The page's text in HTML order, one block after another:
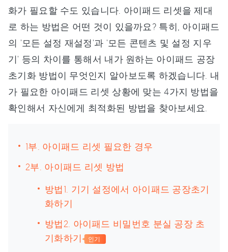
화가 필요할 수도 있습니다. 아이패드 리셋을 제대
로 하는 방법은 어떤 것이 있을까요? 특히, 아이패드
의 '모든 설정 재설정'과 '모든 콘텐츠 및 설정 지우
기' 등의 차이를 통해서 내가 원하는 아이패드 공장
초기화 방법이 무엇인지 알아보도록 하겠습니다. 내
가 필요한 아이패드 리셋 상황에 맞는 4가지 방법을
확인해서 자신에게 최적화된 방법을 찾아보세요.
1부. 아이패드 리셋 필요한 경우
2부. 아이패드 리셋 방법
방법1. 기기 설정에서 아이패드 공장초기
화하기
방법2. 아이패드 비밀번호 분실 공장 초
기화하기
인기